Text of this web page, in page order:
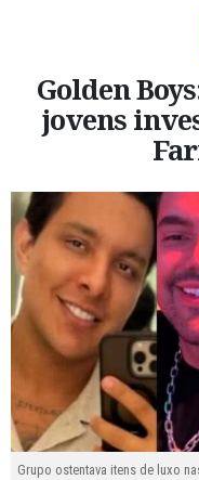
Golden
jovens
Grupo ostentava itens de luxo